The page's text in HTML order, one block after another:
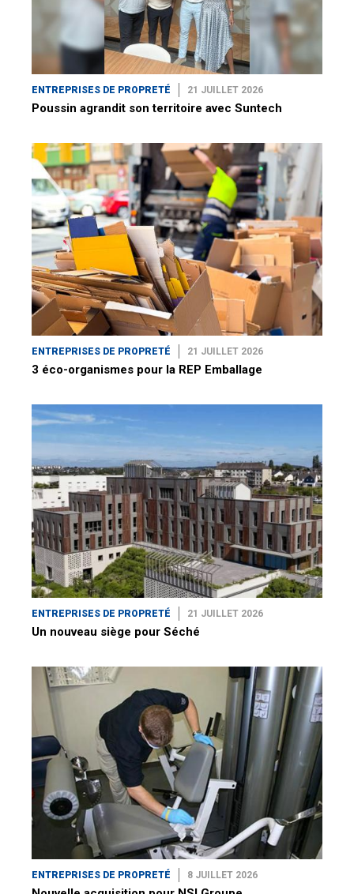
ENTREPRISES DE PROPRETÉ 21 JUILLET 2026
Poussin agrandit son territoire avec Suntech
ENTREPRISES DE PROPRETÉ 21 JUILLET 2026
3 éco-organismes pour la REP Emballage
ENTREPRISES DE PROPRETÉ 21 JUILLET 2026
Un nouveau siège pour Séché
ENTREPRISES DE PROPRETÉ 8 JUILLET 2026